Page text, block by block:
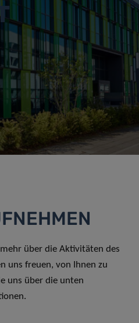
über die Aktivitäten des
uns freuen, von Ihnen zu
uns über die unten